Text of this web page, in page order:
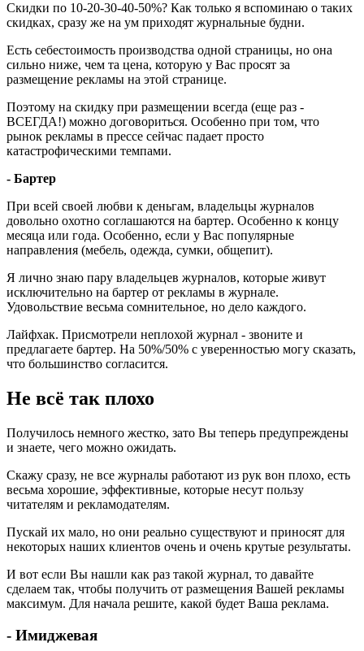
Скидки по 10-20-30-40-50%? Как только я вспоминаю о таких
скидках, сразу же на ум приходят журнальные будни.
Есть себестоимость производства одной страницы, но она
сильно ниже, чем та цена, которую у Вас просят за
размещение рекламы на этой странице.
Поэтому на скидку при размещении всегда (еще раз -
ВСЕГДА!) можно договориться. Особенно при том, что
рынок рекламы в прессе сейчас падает просто
катастрофическими темпами.
- Бартер
При всей своей любви к деньгам, владельцы журналов
довольно охотно соглашаются на бартер. Особенно к концу
месяца или года. Особенно, если у Вас популярные
направления (мебель, одежда, сумки, общепит).
Я лично знаю пару владельцев журналов, которые живут
исключительно на бартер от рекламы в журнале.
Удовольствие весьма сомнительное, но дело каждого.
Лайфхак. Присмотрели неплохой журнал - звоните и
предлагаете бартер. На 50%/50% с уверенностью могу сказать,
что большинство согласится.
Не всё так плохо
Получилось немного жестко, зато Вы теперь предупреждены
и знаете, чего можно ожидать.
Скажу сразу, не все журналы работают из рук вон плохо, есть
весьма хорошие, эффективные, которые несут пользу
читателям и рекламодателям.
Пускай их мало, но они реально существуют и приносят для
некоторых наших клиентов очень и очень крутые результаты.
И вот если Вы нашли как раз такой журнал, то давайте
сделаем так, чтобы получить от размещения Вашей рекламы
максимум. Для начала решите, какой будет Ваша реклама.
- Имиджевая